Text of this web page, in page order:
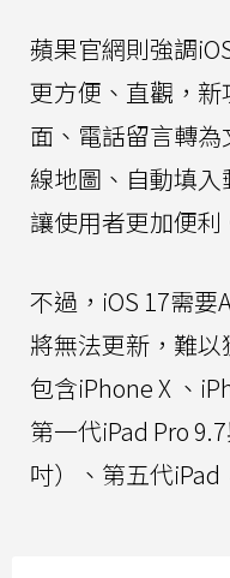
蘋果官網則強調
更方便、直觀，
面、電話留言轉
線地圖、自動填入
讓使用者更加便利
不過，iOS 17需要
將無法更新，難以
包含iPhone X 、
第一代iPad Pro
吋）、第五代iPad